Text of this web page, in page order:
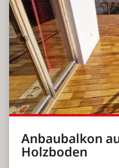
Anbaubalkon
Holzboden